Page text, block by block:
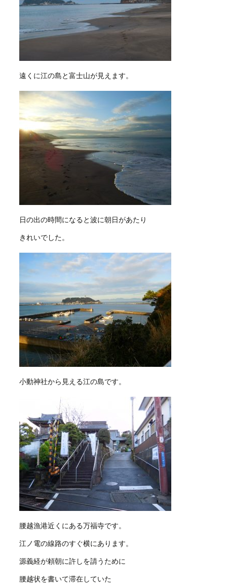
遠くに江の島と富士山が見えます。
日の出の時間になると波に朝日があたり
きれいでした。
小動神社から見える江の島です。
腰越漁港近くにある万福寺です。
江ノ電の線路のすぐ横にあります。
源義経が頼朝に許しを請うために
腰越状を書いて滞在していた